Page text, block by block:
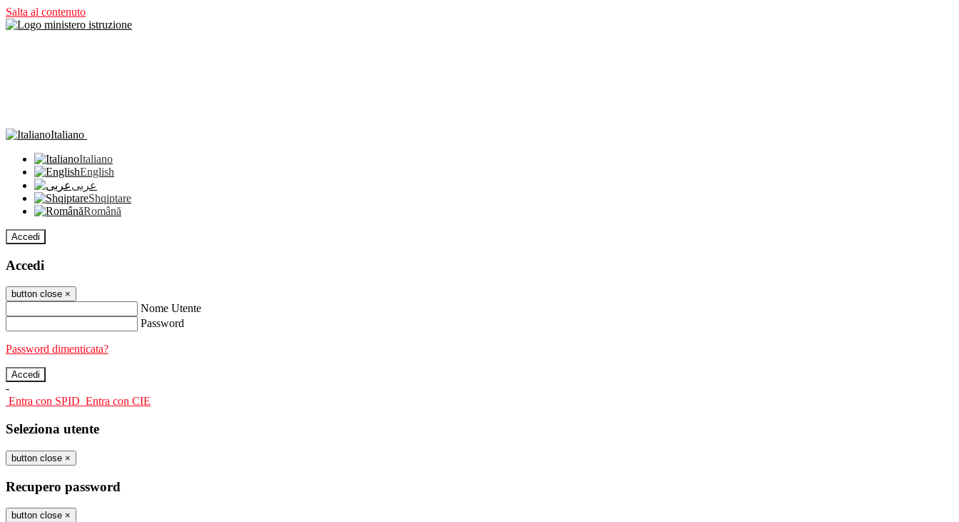
Salta al contenuto
Italiano
Italiano
English
عربى
Shqiptare
Română
Accedi
Accedi
button close ×
Nome Utente
Password
Password dimenticata?
-
Entra con SPID Entra con CIE
Seleziona utente
button close ×
Recupero password
button close ×